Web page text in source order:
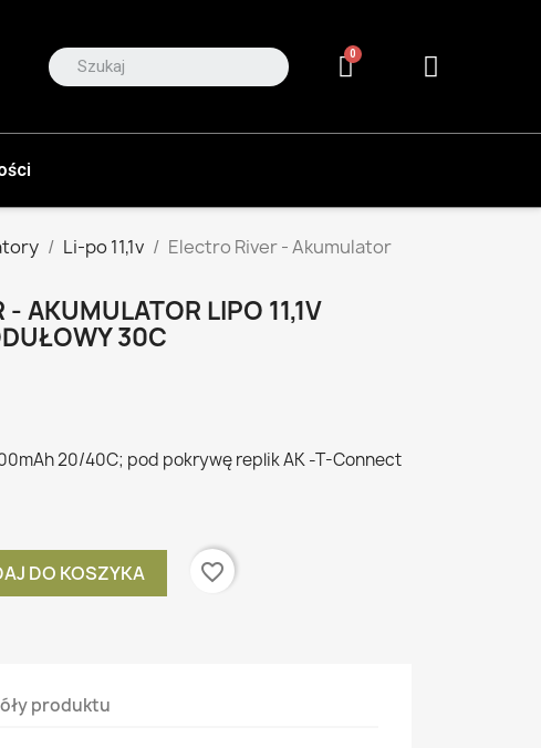
Li-po 11,1v
Electro River - Akumulator
- AKUMULATOR LIPO 11,1V
30C
20/40C; pod pokrywę replik AK -T-Connect
DO KOSZYKA favorite_border
produktu